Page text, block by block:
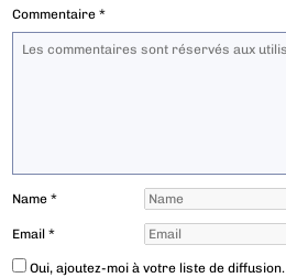
Commentaire*
Name*
Email*
Oui, ajoutez-moi à votre liste de diffusion.